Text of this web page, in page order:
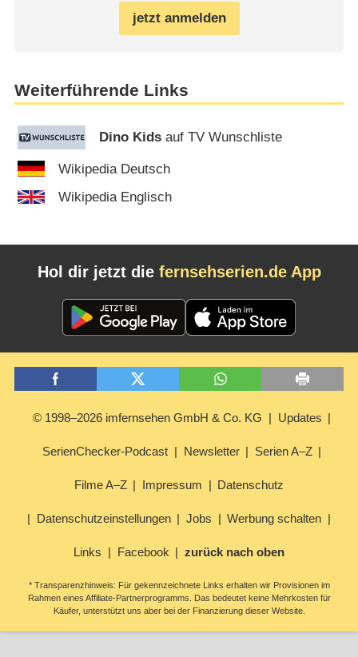
jetzt anmelden
Weiterführende Links
Dino Kids auf TV Wunschliste
Wikipedia Deutsch
Wikipedia Englisch
Hol dir jetzt die fernsehserien.de App
© 1998–2026 imfernsehen GmbH & Co. KG Updates
SerienChecker-Podcast Newsletter Serien A–Z
Filme A–Z Impressum Datenschutz
Datenschutzeinstellungen Jobs Werbung schalten
Links Facebook zurück nach oben
* Transparenzhinweis: Für gekennzeichnete Links erhalten wir Provisionen im
Rahmen eines Affiliate-Partnerprogramms. Das bedeutet keine Mehrkosten für
Käufer, unterstützt uns aber bei der Finanzierung dieser Website.